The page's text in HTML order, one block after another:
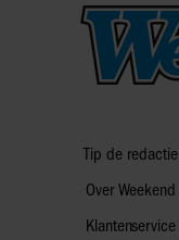
Tip de redactie
Over Weekend
Klantenservice